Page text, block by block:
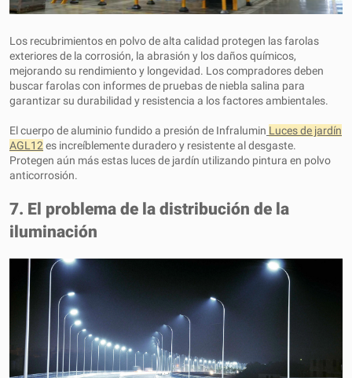
Los recubrimientos en polvo de alta calidad protegen las farolas
exteriores de la corrosión, la abrasión y los daños químicos,
mejorando su rendimiento y longevidad. Los compradores deben
buscar farolas con informes de pruebas de niebla salina para
garantizar su durabilidad y resistencia a los factores ambientales.
El cuerpo de aluminio fundido a presión de Infralumin Luces de jardín
AGL12 es increíblemente duradero y resistente al desgaste.
Protegen aún más estas luces de jardín utilizando pintura en polvo
anticorrosión.
7. El problema de la distribución de la
iluminación